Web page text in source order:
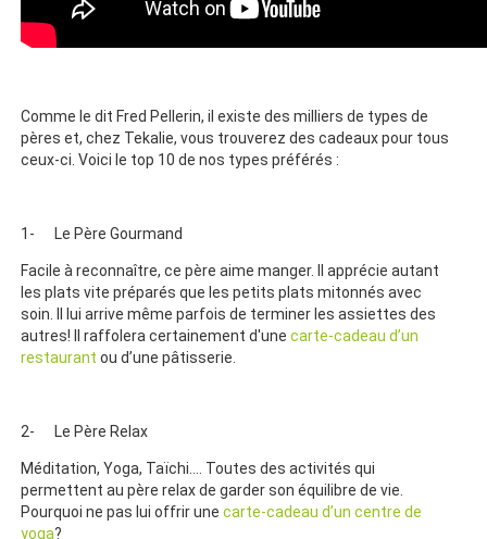
Comme le dit Fred Pellerin, il existe des milliers de types de
pères et, chez Tekalie, vous trouverez des cadeaux pour tous
ceux-ci. Voici le top 10 de nos types préférés :
1- Le Père Gourmand
Facile à reconnaître, ce père aime manger. Il apprécie autant
les plats vite préparés que les petits plats mitonnés avec
soin. Il lui arrive même parfois de terminer les assiettes des
autres! Il raffolera certainement d'unecarte-cadeau d’un
restaurant ou d’une pâtisserie.
2- Le Père Relax
Méditation, Yoga, Taïchi…. Toutes des activités qui
permettent au père relax de garder son équilibre de vie.
Pourquoi ne pas lui offrir unecarte-cadeau d’un centre de
yoga?